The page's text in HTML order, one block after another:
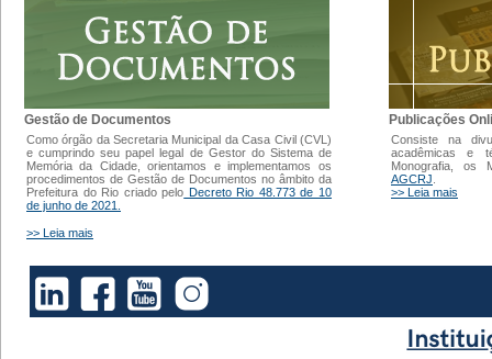
Gestão de Documentos
Como órgão da Secretaria Municipal da Casa Civil (CVL)
e cumprindo seu papel legal de Gestor do Sistema de
Memória da Cidade, orientamos e implementamos os
procedimentos de Gestão de Documentos no âmbito da
Prefeitura do Rio criado pelo Decreto Rio 48.773 de 10
de junho de 2021.
>> Leia mais
Publicações
Consiste na
acadêmicas e
Monografia, os
AGCRJ
>> Leia mais